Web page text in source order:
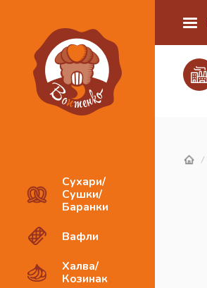
Сухари/
Сушки/
Баранки
Вафли
Халва/
Козинак
/